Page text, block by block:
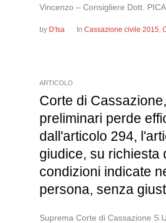
Vincenzo – Consigliere Dott.
by D'Isa InCassazione civile 2015,
ARTICOLO
Corte di
preliminari perde
dall'articolo 294,
giudice, su richiesta
condizioni indicate
persona, senza
Suprema Corte di Cassazione